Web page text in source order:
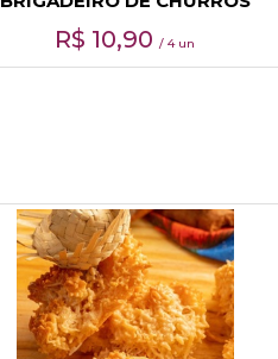
R$ 10,90 / 4 un